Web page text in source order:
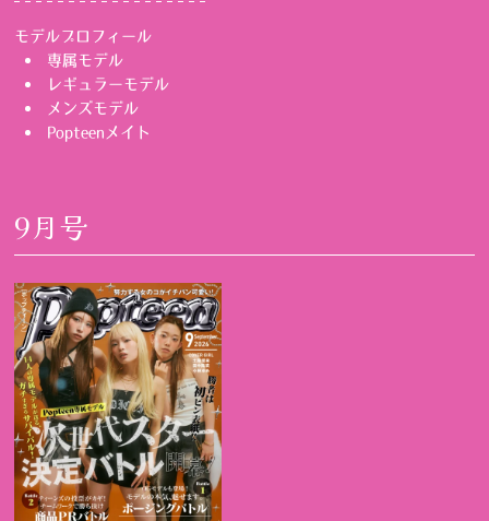
モデルプロフィール
専属モデル
レギュラーモデル
メンズモデル
Popteenメイト
9月号